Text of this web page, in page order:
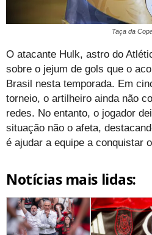
Taça da
O atacante Hulk, astro do
sobre o jejum de gols que o
Brasil nesta temporada. Em
torneio, o artilheiro ainda não
redes. No entanto, o jogador
situação não o afeta,
é ajudar a equipe a conquistar
Notícias mais lidas: